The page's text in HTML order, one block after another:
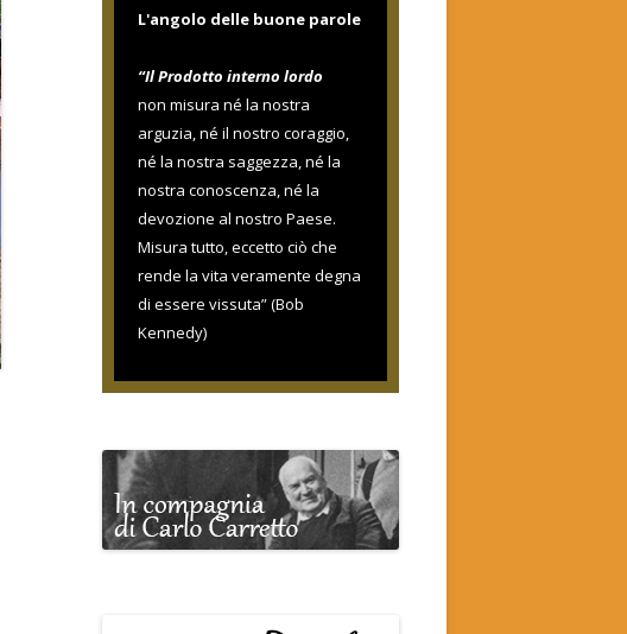
L'angolo delle buone parole
“Il Prodotto interno lordo
non misura né la nostra
arguzia, né il nostro coraggio,
né la nostra saggezza, né la
nostra conoscenza, né la
devozione al nostro Paese.
Misura tutto, eccetto ciò che
rende la vita veramente degna
di essere vissuta” (Bob
Kennedy)